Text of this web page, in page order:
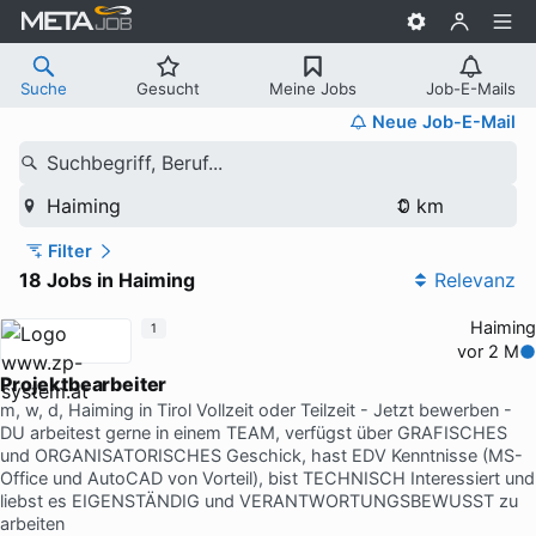
Suche Gesucht Meine Jobs Job-E-Mails
Neue Job-E-Mail
Suchbegriff, Beruf...
Haiming
Filter
18 Jobs in Haiming Relevanz
Haiming
vor 2 M
Projektbearbeiter
m, w, d, Haiming in Tirol Vollzeit oder Teilzeit - Jetzt bewerben -
DU arbeitest gerne in einem TEAM, verfügst über GRAFISCHES
und ORGANISATORISCHES Geschick, hast EDV Kenntnisse (MS-
Office und AutoCAD von Vorteil), bist TECHNISCH Interessiert und
liebst es EIGENSTÄNDIG und VERANTWORTUNGSBEWUSST zu
arbeiten
1